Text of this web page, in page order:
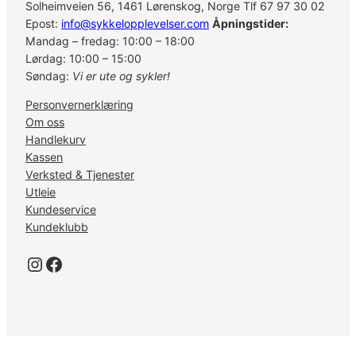
Solheimveien 56, 1461 Lørenskog, Norge Tlf 67 97 30 02
Epost: info@sykkelopplevelser.com Åpningstider:
Mandag – fredag: 10:00 – 18:00
Lørdag: 10:00 – 15:00
Søndag: Vi er ute og sykler!
Personvernerklæring
Om oss
Handlekurv
Kassen
Verksted & Tjenester
Utleie
Kundeservice
Kundeklubb
Instagram Facebook